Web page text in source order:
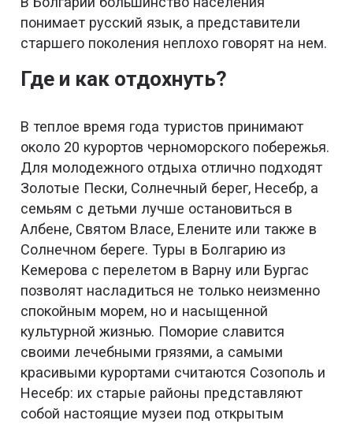
понимает русский язык, а представители
старшего поколения неплохо говорят на нем.
Где и как отдохнуть?
В теплое время года туристов принимают
около 20 курортов черноморского побережья.
Для молодежного отдыха отлично подходят
Золотые Пески, Солнечный берег, Несебр, а
семьям с детьми лучше остановиться в
Албене, Святом Власе, Елените или также в
Солнечном береге. Туры в Болгарию из
Кемерова с перелетом в Варну или Бургас
позволят насладиться не только неизменно
спокойным морем, но и насыщенной
культурной жизнью. Поморие славится
своими лечебными грязями, а самыми
красивыми курортами считаются Созополь и
Несебр: их старые районы представляют
собой настоящие музеи под открытым